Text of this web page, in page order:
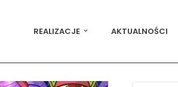
REALIZACJE AKTUALNOŚCI